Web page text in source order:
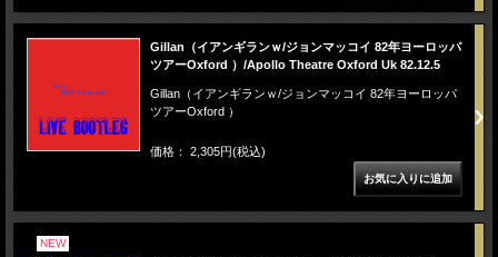
Gillan（イアンギランｗ/ジョンマッコイ 82年ヨーロッパ
ツアーOxford ）/Apollo Theatre Oxford Uk 82.12.5
Gillan（イアンギランｗ/ジョンマッコイ 82年ヨーロッパ
ツアーOxford ）
価格： 2,305円(税込)
NEW